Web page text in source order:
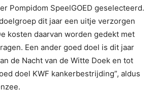
Pompidom SpeelGOED geselecteerd.
dit jaar een uitje verzorgen
kosten daarvan worden gedekt met
Een ander goed doel is dit jaar
de Nacht van de Witte Doek en tot
doel KWF kankerbestrijding”, aldus